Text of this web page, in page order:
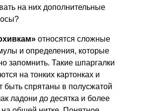
на них дополнительные
относятся сложные
и определения, которые
запомнить. Такие шпаргалки
на тонких картонках и
быть спрятаны в полусжатой
ладони до десятка и более